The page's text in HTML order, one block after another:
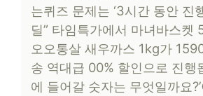
는퀴즈 문제는 ‘3시간 동안 진
딜” 타임특가에서 마녀바스켓
오오통살 새우까스 1kg가
송 역대급 00% 할인으로 진행
에 들어갈 숫자는 무엇일까요